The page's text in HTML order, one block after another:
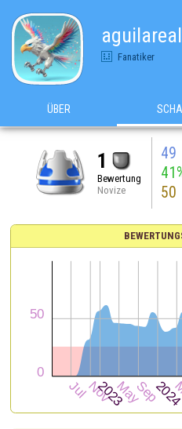
aguilareal
Fanatiker
ÜBER
1
Bewertung
Novize
49
50